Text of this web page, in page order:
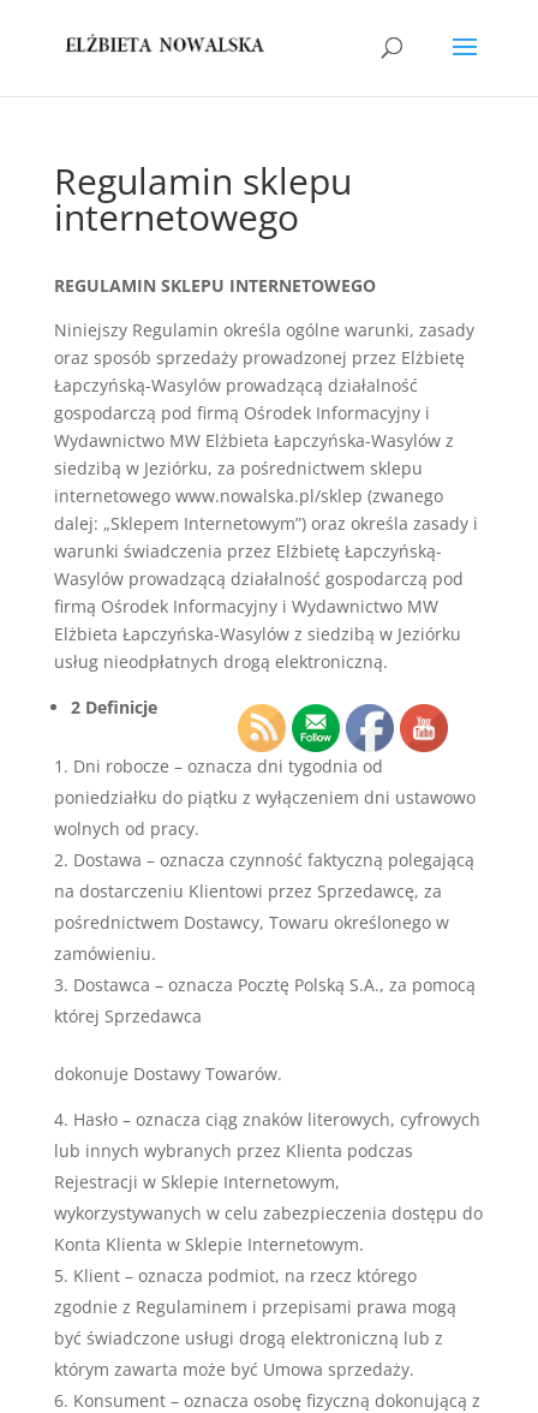
Regulamin sklepu
internetowego
REGULAMIN SKLEPU INTERNETOWEGO
Niniejszy Regulamin określa ogólne warunki, zasady
oraz sposób sprzedaży prowadzonej przez Elżbietę
Łapczyńską-Wasylów prowadzącą działalność
gospodarczą pod firmą Ośrodek Informacyjny i
Wydawnictwo MW Elżbieta Łapczyńska-Wasylów z
siedzibą w Jeziórku, za pośrednictwem sklepu
internetowego www.nowalska.pl/sklep (zwanego
dalej: „Sklepem Internetowym”) oraz określa zasady i
warunki świadczenia przez Elżbietę Łapczyńską-
Wasylów prowadzącą działalność gospodarczą pod
firmą Ośrodek Informacyjny i Wydawnictwo MW
Elżbieta Łapczyńska-Wasylów z siedzibą w Jeziórku
usług nieodpłatnych drogą elektroniczną.
2 Definicje
Dni robocze – oznacza dni tygodnia od
poniedziałku do piątku z wyłączeniem dni ustawowo
wolnych od pracy.
Dostawa – oznacza czynność faktyczną polegającą
na dostarczeniu Klientowi przez Sprzedawcę, za
pośrednictwem Dostawcy, Towaru określonego w
zamówieniu.
Dostawca – oznacza Pocztę Polską S.A., za pomocą
której Sprzedawca
dokonuje Dostawy Towarów.
Hasło – oznacza ciąg znaków literowych, cyfrowych
lub innych wybranych przez Klienta podczas
Rejestracji w Sklepie Internetowym,
wykorzystywanych w celu zabezpieczenia dostępu do
Konta Klienta w Sklepie Internetowym.
Klient – oznacza podmiot, na rzecz którego
zgodnie z Regulaminem i przepisami prawa mogą
być świadczone usługi drogą elektroniczną lub z
którym zawarta może być Umowa sprzedaży.
Konsument – oznacza osobę fizyczną dokonującą z